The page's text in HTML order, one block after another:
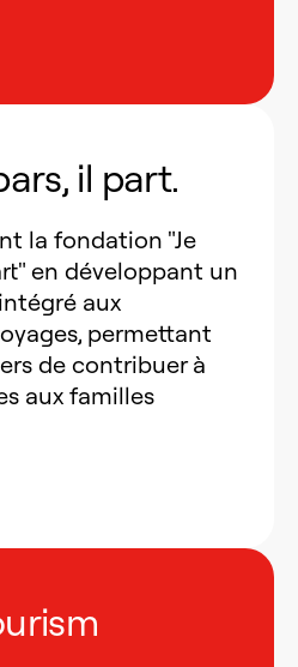
il part.
la fondation "Je
en développant un
aux
permettant
de contribuer à
aux familles